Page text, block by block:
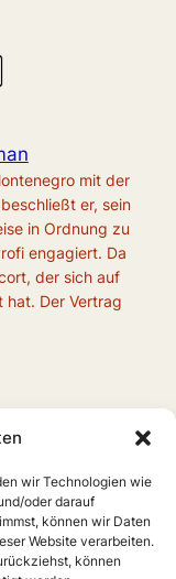
wir Technologien wie
oder darauf
können wir Daten
Website verarbeiten.
können
mit der
er, sein
in Ordnung zu
engagiert. Da
der sich auf
hat. Der Vertrag